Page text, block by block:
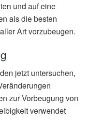
und auf eine
als die besten
Art vorzubeugen.
jetzt untersuchen,
zur Vorbeugung von
verwendet